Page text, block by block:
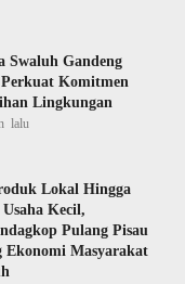
Swaluh Gandeng
Komitmen
Lingkungan
lalu
Lokal Hingga
Kecil,
Pulang Pisau
Ekonomi Masyarakat